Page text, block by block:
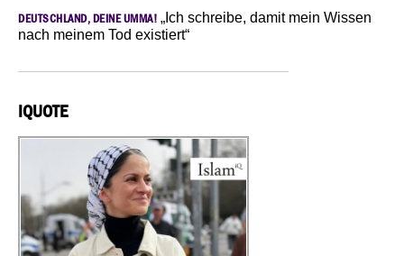
DEUTSCHLAND, DEINE UMMA! „Ich schreibe, damit mein Wissen
nach meinem Tod existiert“
IQUOTE